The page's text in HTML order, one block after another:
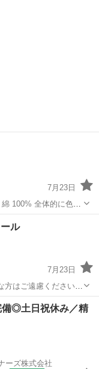
7月23日
くださいませ
ル
7月23日
キャミソール
◎土日祝休み／精
ーズ株式会社